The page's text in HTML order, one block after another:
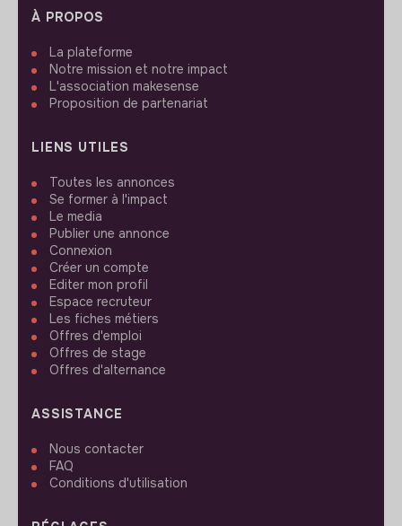
À PROPOS
La plateforme
Notre mission et notre impact
L'association makesense
Proposition de partenariat
LIENS UTILES
Toutes les annonces
Se former à l'impact
Le media
Publier une annonce
Connexion
Créer un compte
Editer mon profil
Espace recruteur
Les fiches métiers
Offres d'emploi
Offres de stage
Offres d'alternance
ASSISTANCE
Nous contacter
FAQ
Conditions d'utilisation